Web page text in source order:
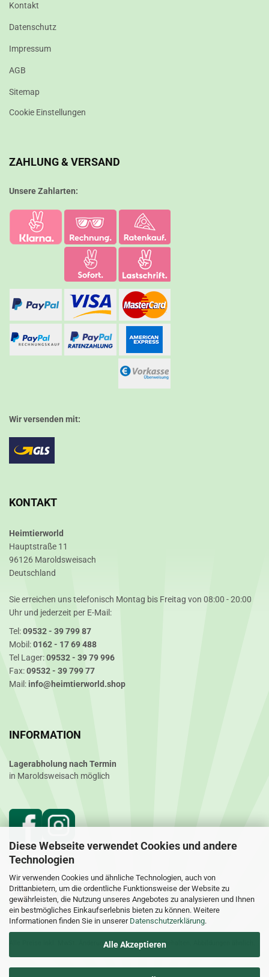
Diese Webseite verwendet Cookies und andere
Technologien
Wir verwenden Cookies und ähnliche Technologien, auch von
Drittanbietern, um die ordentliche Funktionsweise der Website zu
gewährleisten, die Nutzung unseres Angebotes zu analysieren und Ihnen
ein bestmögliches Einkaufserlebnis bieten zu können. Weitere
Informationen finden Sie in unserer Datenschutzerklärung.
Alle Akzeptieren
Kontakt
Datenschutz
Impressum
AGB
Sitemap
Cookie Einstellungen
ZAHLUNG & VERSAND
Unsere Zahlarten:
Wir versenden mit:
KONTAKT
Heimtierworld
Hauptstraße 11
96126 Maroldsweisach
Deutschland
Sie erreichen uns telefonisch Montag bis Freitag von 08:00 - 20:00
Uhr und jederzeit per E-Mail:
Tel:09532 - 39 799 87
Mobil:0162 - 17 69 488
Tel Lager:09532 - 39 79 996
Fax:09532 - 39 799 77
Mail: info@heimtierworld.shop
INFORMATION
Lagerabholung nach Termin
in Maroldsweisach möglich
Alle Preise inkl. MwSt. Änderungen und Irrtümer vorbehalten. Abbildungen ähnlich.